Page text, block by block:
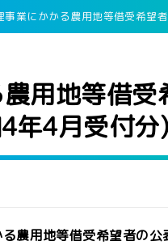
事業にかかる農用地等借受希望
用地等借
年4月受付分)
農用地等借受希望者の公